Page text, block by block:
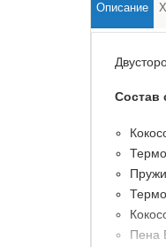
Описание
Состав
Пена